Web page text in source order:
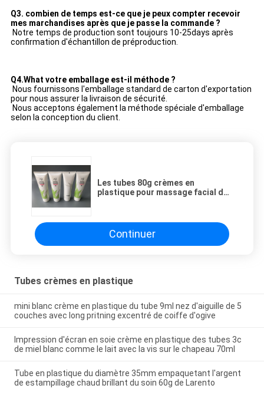
Q3. combien de temps est-ce que je peux compter recevoir
mes marchandises après que je passe la commande ?
Notre temps de production sont toujours 10-25days après
confirmation d'échantillon de préproduction.
Q4.What votre emballage est-il méthode ?
Nous fournissons l'emballage standard de carton d'exportation
pour nous assurer la livraison de sécurité.
Nous acceptons également la méthode spéciale d'emballage
selon la conception du client.
Les tubes 80g crèmes en
plastique pour massage facial de
frottent
Continuer
Tubes crèmes en plastique
mini blanc crème en plastique du tube 9ml nez d'aiguille de 5
couches avec long pritning excentré de coiffe d'ogive
Impression d'écran en soie crème en plastique des tubes 3c
de miel blanc comme le lait avec la vis sur le chapeau 70ml
Tube en plastique du diamètre 35mm empaquetant l'argent
de estampillage chaud brillant du soin 60g de Larento